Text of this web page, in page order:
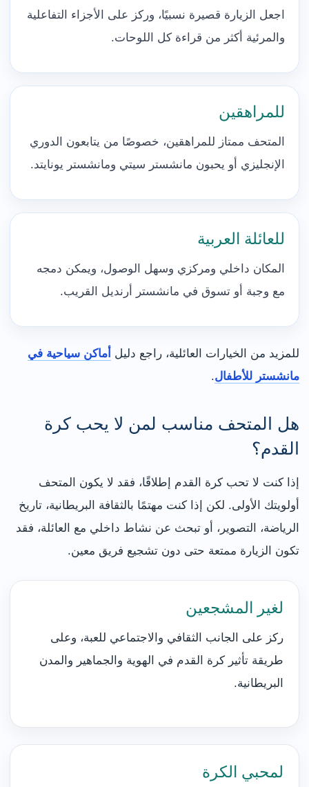
اجعل الزيارة قصيرة نسبيًا، وركز على الأجزاء التفاعلية
والمرئية أكثر من قراءة كل اللوحات.
للمراهقين
المتحف ممتاز للمراهقين، خصوصًا من يتابعون الدوري
الإنجليزي أو يحبون مانشستر سيتي ومانشستر يونايتد.
للعائلة العربية
المكان داخلي ومركزي وسهل الوصول، ويمكن دمجه
مع وجبة أو تسوق في مانشستر أرنديل القريب.
للمزيد من الخيارات العائلية، راجع دليل أماكن سياحية في
مانشستر للأطفال.
هل المتحف مناسب لمن لا يحب كرة
القدم؟
إذا كنت لا تحب كرة القدم إطلاقًا، فقد لا يكون المتحف
أولويتك الأولى. لكن إذا كنت مهتمًا بالثقافة البريطانية، تاريخ
الرياضة، التصوير، أو تبحث عن نشاط داخلي مع العائلة، فقد
تكون الزيارة ممتعة حتى دون تشجيع فريق معين.
لغير المشجعين
ركز على الجانب الثقافي والاجتماعي للعبة، وعلى
طريقة تأثير كرة القدم في الهوية والجماهير والمدن
البريطانية.
لمحبي الكرة